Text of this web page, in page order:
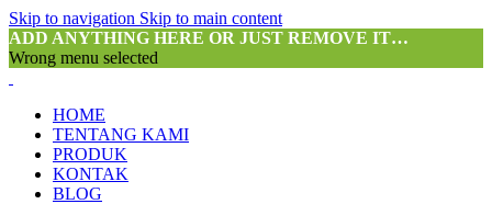
Skip to navigation Skip to main content
ADD ANYTHING HERE OR JUST REMOVE IT…
Wrong menu selected
HOME
TENTANG KAMI
PRODUK
KONTAK
BLOG